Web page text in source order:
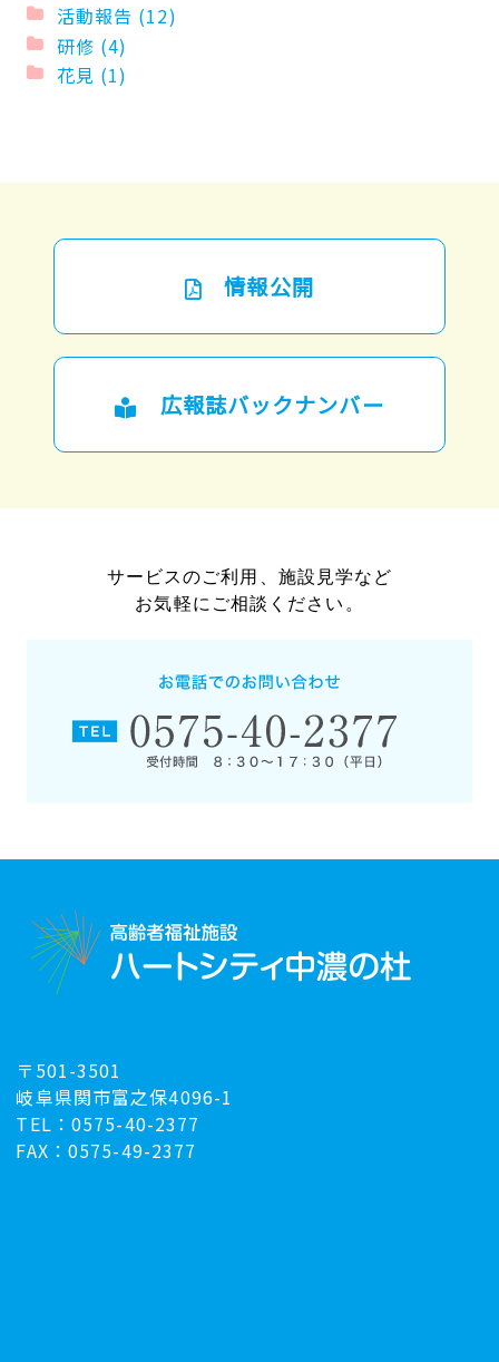
活動報告 (12)
研修 (4)
花見 (1)
情報公開
広報誌バックナンバー
サービスのご利用、施設見学など
お気軽にご相談ください。
〒501-3501
岐阜県関市富之保4096-1
TEL：0575-40-2377
FAX：0575-49-2377